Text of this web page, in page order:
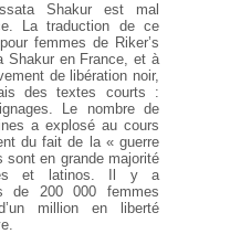
Shakur est mal
La traduction de ce
femmes de Riker’s
Shakur en France, et à
de libération noir,
des textes courts :
Le nombre de
a explosé au cours
du fait de la « guerre
en grande majorité
et latinos. Il y a
de 200 000 femmes
million en liberté